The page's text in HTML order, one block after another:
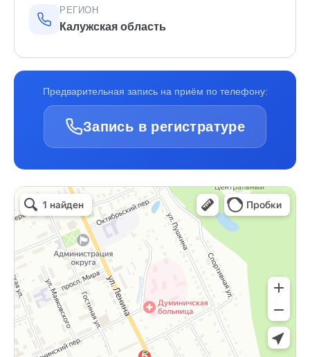
РЕГИОН
Калужская область
Предварительная запись на приём по телефону:
Запись в регистратуре